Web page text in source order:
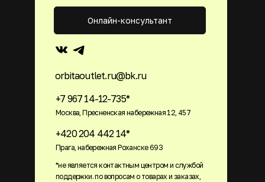
+7 967 14-12-735*
Москва, Пресненская набережная 12, 457
+420 204 442 14*
Прага, набережная Роханске 693
orbitaoutlet.ru@bk.ru
Онлайн-консультант
*не является контактным центром и службой
поддержки. по вопросам о товарах и заказах,